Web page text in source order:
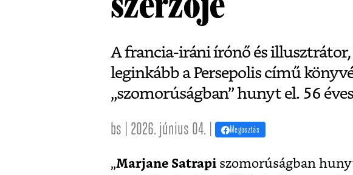
A francia-iráni írónő és
leginkább a Persepolis című
„szomorúságban” hunyt el. 56
bs | 2026. június 04. | Megosztás
„Marjane Satrapi szomorúságban